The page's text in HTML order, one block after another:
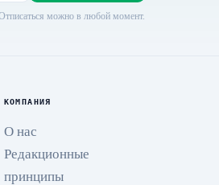
можно в любой момент.
КОМПАНИЯ
О нас
Редакционные
принципы